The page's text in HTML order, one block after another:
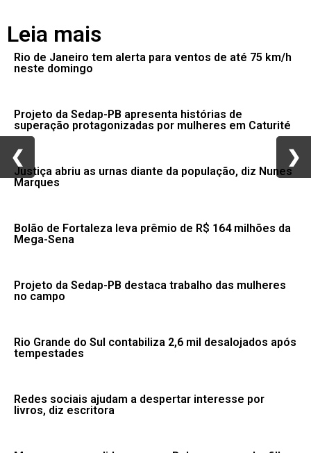
Leia mais
Rio de Janeiro tem alerta para ventos de até 75 km/h
neste domingo
Projeto da Sedap-PB apresenta histórias de
superação protagonizadas por mulheres em Caturité
Justiça abriu as urnas diante da população, diz Nunes
Marques
Bolão de Fortaleza leva prêmio de R$ 164 milhões da
Mega-Sena
Projeto da Sedap-PB destaca trabalho das mulheres
no campo
Rio Grande do Sul contabiliza 2,6 mil desalojados após
tempestades
Redes sociais ajudam a despertar interesse por
livros, diz escritora
❮ ❯
❮ ❯